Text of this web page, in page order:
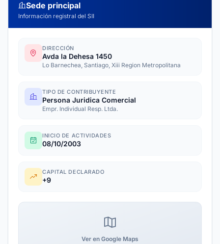
Sede principal
Información registral del SII
DIRECCIÓN
Avda la Dehesa 1450
Lo Barnechea, Santiago, Xiii Region Metropolitana
TIPO DE CONTRIBUYENTE
Persona Juridica Comercial
Empr. Individual Resp. Ltda.
INICIO DE ACTIVIDADES
08/10/2003
CAPITAL DECLARADO
+9
Ver en Google Maps